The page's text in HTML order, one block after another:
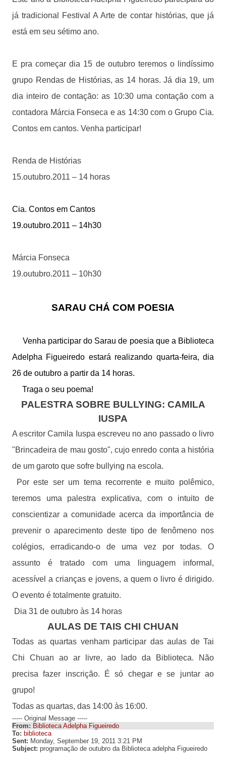
já tradicional Festival A Arte de contar histórias, que já
está em seu sétimo ano.
E pra começar dia 15 de outubro teremos o lindíssimo
grupo Rendas de Histórias, as 14 horas. Já dia 19, um
dia inteiro de contação: as 10:30 uma contação com a
contadora Márcia Fonseca e as 14:30 com o Grupo Cia.
Contos em cantos. Venha participar!
Renda de Histórias
15.outubro.2011 – 14 horas
Cia. Contos em Cantos
19.outubro.2011 – 14h30
Márcia Fonseca
19.outubro.2011 – 10h30
SARAU CHÁ COM POESIA
Venha participar do Sarau de poesia que a Biblioteca
Adelpha Figueiredo estará realizando quarta-feira, dia
26 de outubro a partir da 14 horas.
Traga o seu poema!
PALESTRA SOBRE BULLYING: CAMILA
IUSPA
A escritor Camila Iuspa escreveu no ano passado o livro
"Brincadeira de mau gosto", cujo enredo conta a história
de um garoto que sofre bullying na escola.
Por este ser um tema recorrente e muito polêmico,
teremos uma palestra explicativa, com o intuito de
conscientizar a comunidade acerca da importância de
prevenir o aparecimento deste tipo de fenômeno nos
colégios, erradicando-o de uma vez por todas. O
assunto é tratado com uma linguagem informal,
acessível a crianças e jovens, a quem o livro é dirigido.
O evento é totalmente gratuito.
Dia 31 de outubro às 14 horas
AULAS DE TAIS CHI CHUAN
Todas as quartas venham participar das aulas de Tai
Chi Chuan ao ar livre, ao lado da Biblioteca. Não
precisa fazer inscrição. É só chegar e se juntar ao
grupo!
Todas as quartas, das 14:00 às 16:00.
----- Original Message -----
From: Biblioteca Adelpha Figueiredo
To: biblioteca
Sent: Monday, September 19, 2011 3:21 PM
Subject: programação de outubro da Biblioteca adelpha Figueiredo